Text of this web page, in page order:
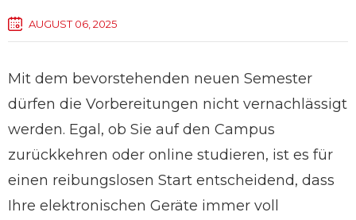
AUGUST 06, 2025
Mit dem bevorstehenden neuen Semester
dürfen die Vorbereitungen nicht vernachlässigt
werden. Egal, ob Sie auf den Campus
zurückkehren oder online studieren, ist es für
einen reibungslosen Start entscheidend, dass
Ihre elektronischen Geräte immer voll